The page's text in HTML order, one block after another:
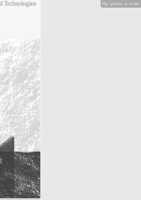
Technologien
Hy-phen-a-tion